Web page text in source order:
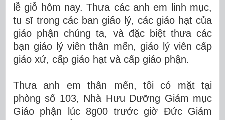
lễ giỗ hôm nay. Thưa các anh em linh mục,
tu sĩ trong các ban giáo lý, các giáo hạt của
giáo phận chúng ta, và đặc biệt thưa các
bạn giáo lý viên thân mến, giáo lý viên cấp
giáo xứ, cấp giáo hạt và cấp giáo phận.
Thưa anh em thân mến, tôi có mặt tại
phòng số 103, Nhà Hưu Dưỡng Giám mục
Giáo phận lúc 8g00 trước giờ Đức Giám